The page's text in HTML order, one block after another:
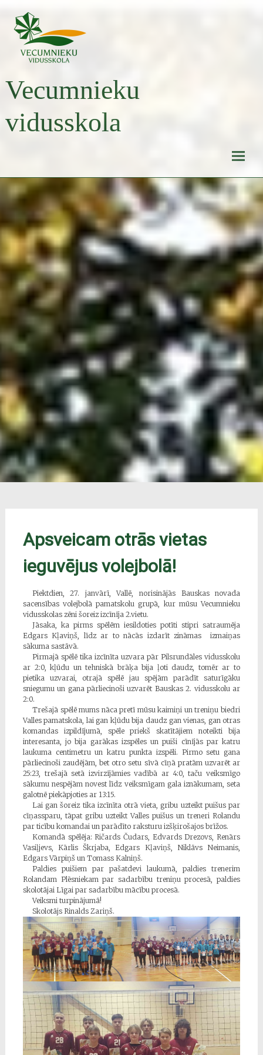
content
Vecumnieku
vidusskola
Apsveicam otrās vietas
ieguvējus volejbolā!
Piektdien, 27. janvārī, Vallē, norisinājās Bauskas novada
sacensības volejbolā pamatskolu grupā, kur mūsu Vecumnieku
vidusskolas zēni šoreiz izcīnīja 2.vietu.
Jāsaka, ka pirms spēlēm iesildoties potīti stipri satraumēja
Edgars Kļaviņš, līdz ar to nācās izdarīt zināmas izmaiņas
sākuma sastāvā.
Pirmajā spēlē tika izcīnīta uzvara pār Pilsrundāles vidusskolu
ar 2:0, kļūdu un tehniskā brāķa bija ļoti daudz, tomēr ar to
pietika uzvarai, otrajā spēlē jau spējām parādīt saturīgāku
sniegumu un gana pārliecinoši uzvarēt Bauskas 2. vidusskolu ar
2:0.
Trešajā spēlē mums nāca pretī mūsu kaimiņi un treniņu biedri
Valles pamatskola, lai gan kļūdu bija daudz gan vienas, gan otras
komandas izpildījumā, spēle priekš skatītājiem noteikti bija
interesanta, jo bija garākas izspēles un puiši cīnījās par katru
laukuma centimetru un katru punkta izspēli. Pirmo setu gana
pārliecinoši zaudējām, bet otro setu sīvā cīņā pratām uzvarēt ar
25:23, trešajā setā izvirzījāmies vadībā ar 4:0, taču veiksmīgo
sākumu nespējām novest līdz veiksmīgam gala iznākumam, seta
galotnē piekāpjoties ar 13:15.
Lai gan šoreiz tika izcīnīta otrā vieta, gribu uzteikt puišus par
cīņassparu, tāpat gribu uzteikt Valles puišus un treneri Rolandu
par ticību komandai un parādīto raksturu izšķirošajos brīžos.
Komandā spēlēja: Ričards Čudars, Edvards Drezovs, Renārs
Vasiļjevs, Kārlis Škrjaba, Edgars Kļaviņš, Niklāvs Neimanis,
Edgars Vārpiņš un Tomass Kalniņš.
Paldies puišiem par pašatdevi laukumā, paldies trenerim
Rolandam Plēsniekam par sadarbību treniņu procesā, paldies
skolotājai Līgai par sadarbību mācību procesā.
Veiksmi turpinājumā!
Skolotājs Rinalds Zariņš.